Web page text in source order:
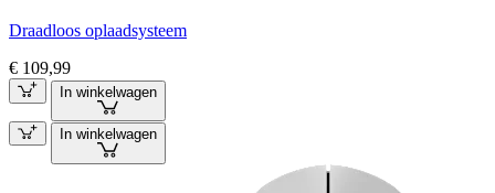
Draadloos oplaadsysteem
€ 109,99
In winkelwagen
In winkelwagen